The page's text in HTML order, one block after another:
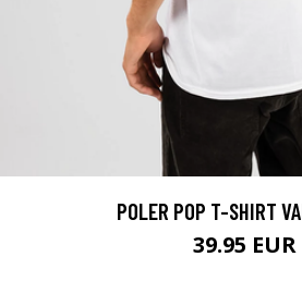
POLER POP T-SHIRT
39.95 EUR